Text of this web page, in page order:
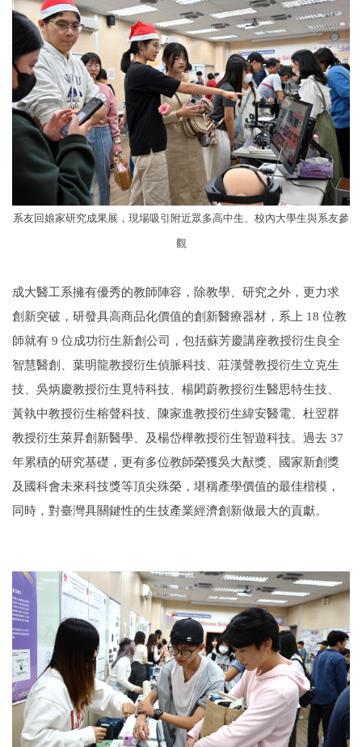
系友回娘家研究成果展，現場吸引附近眾多高中生、校內大學生與系友參
觀
成大醫工系擁有優秀的教師陣容，除教學、研究之外，更力求
創新突破，研發具高商品化價值的創新醫療器材，系上 18 位教
師就有 9 位成功衍生新創公司，包括蘇芳慶講座教授衍生良全
智慧醫創、葉明龍教授衍生偵脈科技、莊漢聲教授衍生立克生
技、吳炳慶教授衍生覓特科技、楊閎蔚教授衍生醫思特生技、
黃執中教授衍生榕聲科技、陳家進教授衍生緯安醫電、杜翌群
教授衍生萊昇創新醫學、及楊岱樺教授衍生智遊科技。過去 37
年累積的研究基礎，更有多位教師榮獲吳大猷獎、國家新創獎
及國科會未來科技獎等頂尖殊榮，堪稱產學價值的最佳楷模，
同時，對臺灣具關鍵性的生技產業經濟創新做最大的貢獻。